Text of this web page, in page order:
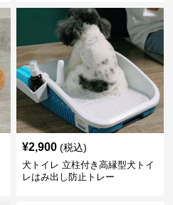
¥2,900 (税込)
犬トイレ 立柱付き高縁型犬トイ
レはみ出し防止トレー